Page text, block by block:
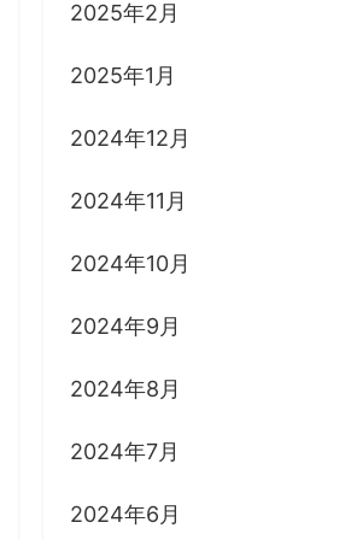
2025年2月
2025年1月
2024年12月
2024年11月
2024年10月
2024年9月
2024年8月
2024年7月
2024年6月